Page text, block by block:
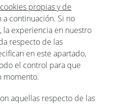
cookies propias y de
continuación. Si no
la experiencia en nuestro
respecto de las
en este apartado,
el control para que
momento.
aquellas respecto de las